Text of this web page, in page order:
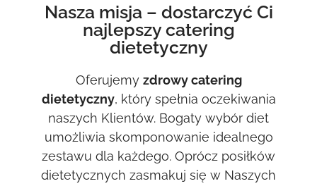
Nasza misja – dostarczyć Ci
najlepszy catering
dietetyczny
Oferujemy zdrowy catering
dietetyczny, który spełnia oczekiwania
naszych Klientów. Bogaty wybór diet
umożliwia skomponowanie idealnego
zestawu dla każdego. Oprócz posiłków
dietetycznych zasmakuj się w Naszych